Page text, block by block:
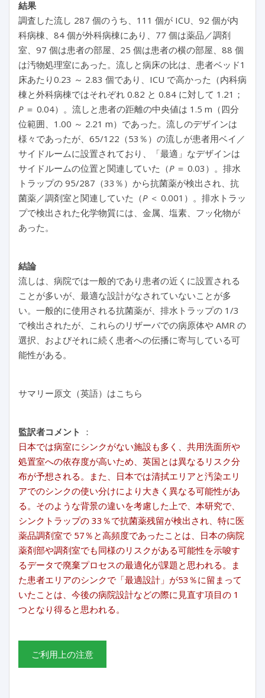
結果
調査した流し 287 個のうち、111 個が ICU、92 個が内
科病棟、84 個が外科病棟にあり、77 個は薬品／調剤
室、97 個は患者の部屋、25 個は患者の横の部屋、88 個
は汚物処理室にあった。流しと病床の比は、患者ベッド1
床あたり0.23 ～ 2.83 個であり、ICU で高かった（内科病
棟と外科病棟ではそれぞれ 0.82 と 0.84 に対して 1.21；
P ＝ 0.04）。流しと患者の距離の中央値は 1.5 m（四分
位範囲、1.00 ～ 2.21 m）であった。流しのデザインは
様々であったが、65/122（53％）の流しが患者用ベイ／
サイドルームに設置されており、「最適」なデザインは
サイドルームの位置と関連していた（P ＝ 0.03）。 排水
トラップの 95/287（33％）から抗菌薬が検出され、抗
菌薬／調剤室と関連していた（P ＜ 0.001）。排水トラッ
プで検出された化学物質には、金属、塩素、フッ化物が
あった。
結論
流しは、病院では一般的であり患者の近くに設置される
ことが多いが、最適な設計がなされていないことが多
い。一般的に使用される抗菌薬が、排水トラップの 1/3
で検出されたが、これらのリザーバでの病原体や AMR の
選択、およびそれに続く患者への伝播に寄与している可
能性がある。
サマリー原文（英語）はこちら
監訳者コメント
：
日本では病室にシンクがない施設も多く、共用洗面所や
処置室への依存度が高いため、英国とは異なるリスク分
布が予想される。また、日本では清拭エリアと汚染エリ
アでのシンクの使い分けにより大きく異なる可能性があ
る。そのような背景の違いを考慮した上で、本研究で、
シンクトラップの 33％で抗菌薬残留が検出され、特に医
薬品調剤室で 57％と高頻度であったことは、日本の病院
薬剤部や調剤室でも同様のリスクがある可能性を示唆す
るデータで廃棄プロセスの最適化が課題と思われる。ま
た患者エリアのシンクで「最適設計」が53％に留まって
いたことは、今後の病院設計などの際に見直す項目の 1
つとなり得ると思われる。
ご利用上の注意